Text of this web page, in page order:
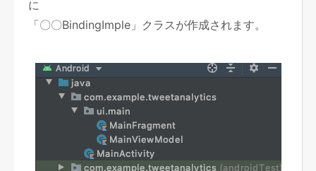
に
「〇〇BindingImple」クラスが作成されます。